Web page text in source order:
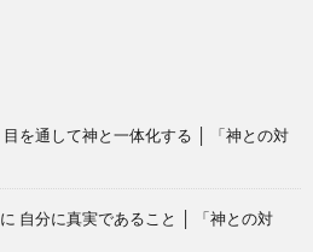
目を通して神と一体化する │ 「神との対
に 自分に真実であること │ 「神との対